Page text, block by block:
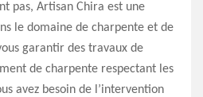
pas, Artisan Chira est une
le domaine de charpente et de
garantir des travaux de
de charpente respectant les
avez besoin de l’intervention